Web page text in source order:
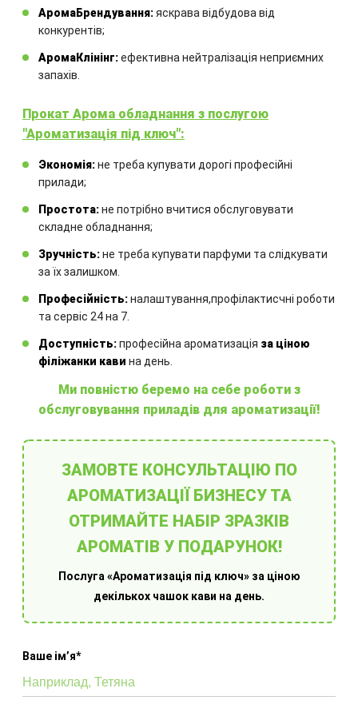
обладнання
Комбінація обладнання
розраховується для кожного
Інші товари
Обладнання для ароматизації приміщень
Оберіть готове рішення
Ароматизація під ключ
АромаБрендування:яскрава відбудова від
конкурентів;
АромаКлінінг:ефективна нейтралізація неприємних
запахів.
Прокат Арома обладнання з послугою
"Ароматизація під ключ":
Экономія:не треба купувати дорогі професійні
прилади;
Простота:не потрібно вчитися обслуговувати
складне обладнання;
Зручність:не треба купувати парфуми та слідкувати
за їх залишком.
Професійність:налаштування,профілактисчні роботи
та сервіс 24 на 7.
Доступність:професійна ароматизація за ціною
філіжанки кави на день.
Ми повністю беремо на себе роботи з
обслуговування приладів для ароматизації!
ЗАМОВТЕ КОНСУЛЬТАЦІЮ ПО
АРОМАТИЗАЦІЇ БИЗНЕСУ ТА
ОТРИМАЙТЕ НАБІР ЗРАЗКІВ
АРОМАТІВ У ПОДАРУНОК!
Послуга «Ароматизація під ключ» за ціною
декількох чашок кави на день.
Ваше імʼя*